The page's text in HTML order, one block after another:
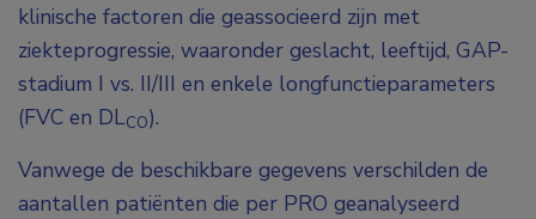
klinische factoren die geassocieerd zijn met
ziekteprogressie, waaronder geslacht, leeftijd, GAP-
stadium I vs. II/III en enkele longfunctieparameters
(FVC en DLCO).
Vanwege de beschikbare gegevens verschilden de
aantallen patiënten die per PRO geanalyseerd